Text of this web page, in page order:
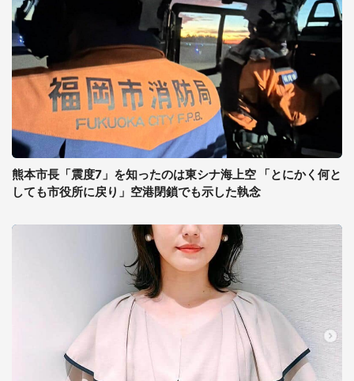
熊本市長「震度7」を知ったのは東シナ海上空 「とにかく何と
しても市役所に戻り」空港閉鎖でも示した執念